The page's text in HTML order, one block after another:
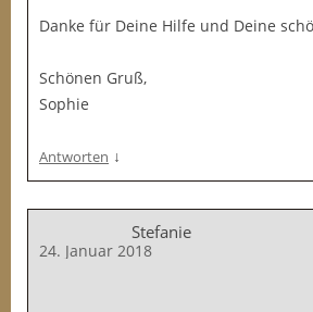
Danke für Deine Hilfe und Deine
Schönen Gruß,
Sophie
Antworten ↓
Stefanie
24. Januar 2018